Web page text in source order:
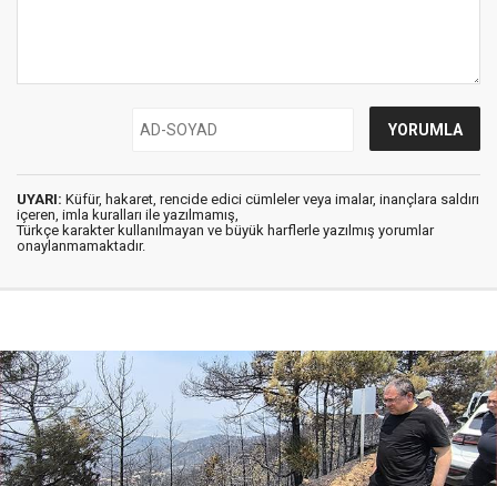
UYARI: Küfür, hakaret, rencide edici cümleler veya imalar, inançlara saldırı
içeren, imla kuralları ile yazılmamış,
Türkçe karakter kullanılmayan ve büyük harflerle yazılmış yorumlar
onaylanmamaktadır.